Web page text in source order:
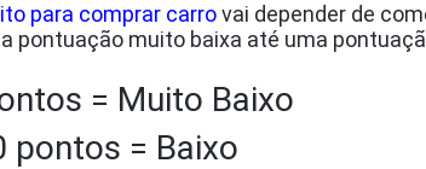
para comprar carrovai depender de
pontuação muito baixa até uma
= Muito Baixo
pontos = Baixo